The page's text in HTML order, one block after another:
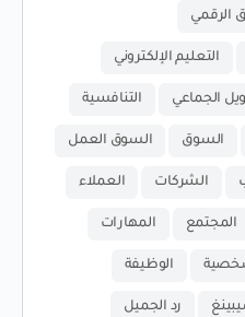
الرقمي
التعليم الإلكتروني
الجماعي التنافسية
السوق السوق العمل
الشركات العملاء
المجتمع المهارات
الوظيفة
رد الجميل